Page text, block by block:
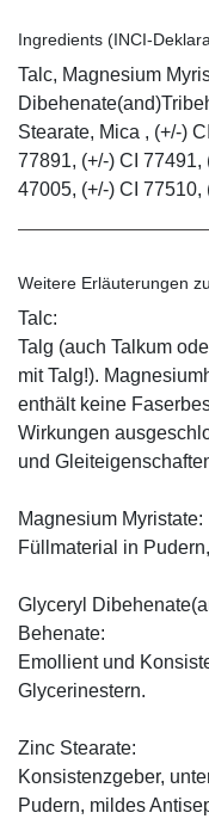
Ingredients (INCI-
Talc, Magnesium
Stearate, Mica , (+/-)
77891, (+/-) CI 77491,
47005, (+/-) CI 77510,
Weitere Erläuterungen
Talc:
Talg (auch Talkum
mit Talg!).
enthält keine
Wirkungen
und
Magnesium Myristate:
Füllmaterial in
Glyceryl
Behenate:
Emollient und
Glycerinestern.
Zinc Stearate:
Konsistenzgeber,
Pudern, mildes